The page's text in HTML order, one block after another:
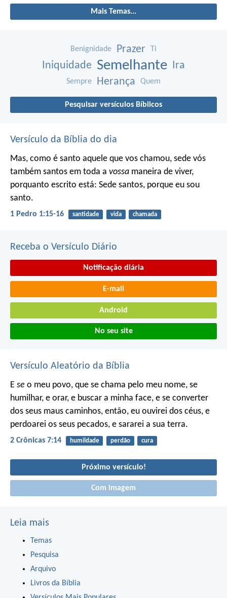
Mais Temas...
Benignidade Prazer Ti
Iniquidade Semelhante Ira
Sempre Herança Quem
Pesquisar versículos Bíblicos
Versículo da Bíblia do dia
Mas, como é santo aquele que vos chamou, sede vós
também santos em toda a vossa maneira de viver,
porquanto escrito está: Sede santos, porque eu sou
santo.
1 Pedro 1:15-16 santidade vida chamada
Receba o Versículo Diário
Notificação diária
E-mail
Android
No seu site
Versículo Aleatório da Bíblia
E se o meu povo, que se chama pelo meu nome, se
humilhar, e orar, e buscar a minha face, e se converter
dos seus maus caminhos, então, eu ouvirei dos céus, e
perdoarei os seus pecados, e sararei a sua terra.
2 Crônicas 7:14 humildade perdão cura
Próximo versículo!
Com imagem
Leia mais
Temas
Pesquisa
Arquivo
Livros da Bíblia